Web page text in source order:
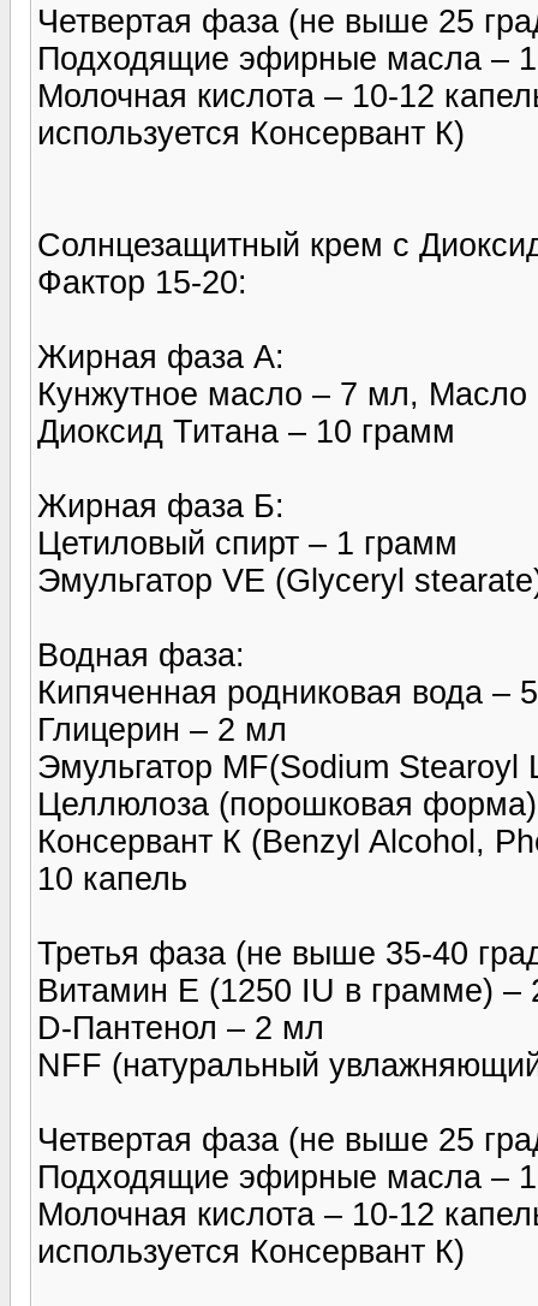
Четвертая фаза (не выше 25
Подходящие эфирные масла –
Молочная кислота – 10-12
используется Консервант К)
Солнцезащитный крем с
Фактор 15-20:
Жирная фаза А:
Кунжутное масло – 7 мл,
Диоксид Титана – 10 грамм
Жирная фаза Б:
Цетиловый спирт – 1 грамм
Эмульгатор VE (Glyceryl
Водная фаза:
Кипяченная родниковая вода –
Глицерин – 2 мл
Эмульгатор MF(Sodium
Целлюлоза (порошковая
Консервант К (Benzyl Alcohol,
10 капель
Третья фаза (не выше 35-40
Витамин Е (1250 IU в грамме) –
D-Пантенол – 2 мл
NFF (натуральный
Четвертая фаза (не выше 25
Подходящие эфирные масла –
Молочная кислота – 10-12
используется Консервант К)